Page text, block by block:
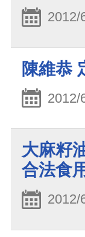
2012/
陳維恭
2012/
大麻籽
合法食
2012/